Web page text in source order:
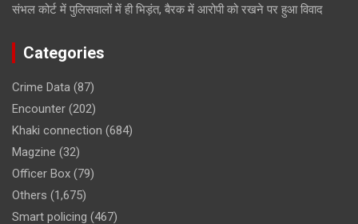
संभल कोर्ट में पुलिसवालों में ही भिड़ंत, बैरक में आरोपी को रखने पर हुआ विवाद
Categories
Crime Data (87)
Encounter (202)
Khaki connection (684)
Magzine (32)
Officer Box (79)
Others (1,675)
Smart policing (467)